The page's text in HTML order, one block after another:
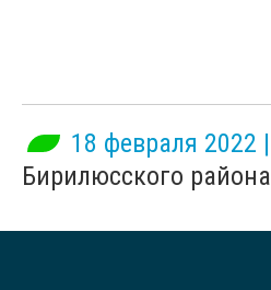
18 февраля 2022 |
Бирилюсского района